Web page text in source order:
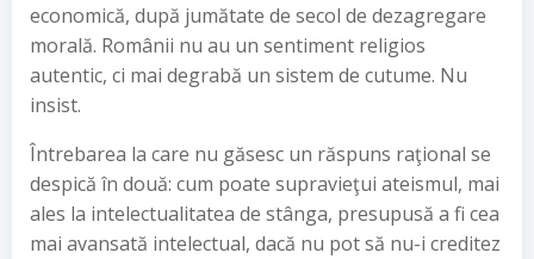
economică, după jumătate de secol de dezagregare
morală. Românii nu au un sentiment religios
autentic, ci mai degrabă un sistem de cutume. Nu
insist.
Întrebarea la care nu găsesc un răspuns raţional se
despică în două: cum poate supravieţui ateismul, mai
ales la intelectualitatea de stânga, presupusă a fi cea
mai avansată intelectual, dacă nu pot să nu-i creditez